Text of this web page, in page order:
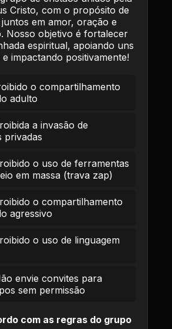
Cristo, com o propósito de
em amor, oração e
Nosso objetivo é fortalecer
espiritual, apoiando uns
impactando positivamente!
o compartilhamento
adulto
a invasão de
privadas
o uso de ferramentas
em massa (trava zap)
o compartilhamento
agressivo
o uso de linguagem
envie convites para
sem permissão
com as regras do grupo